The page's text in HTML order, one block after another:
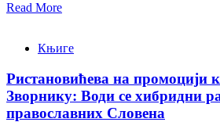
Read More
Књиге
Ристановићева на промоцији
Зворнику: Води се хибридни
православних Словена